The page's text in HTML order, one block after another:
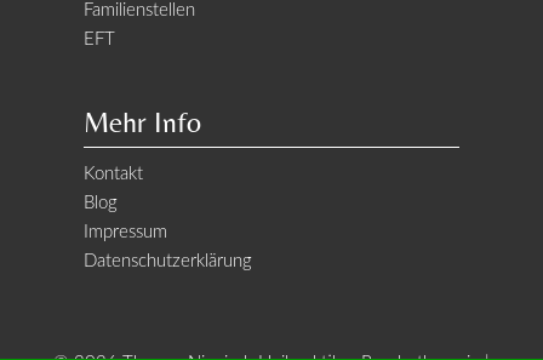
Familienstellen
EFT
Mehr Info
Kontakt
Blog
Impressum
Datenschutzerklärung